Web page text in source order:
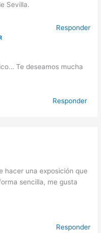
Sevilla.
Responder
Te deseamos mucha
Responder
hacer una exposición que
sencilla, me gusta
Responder